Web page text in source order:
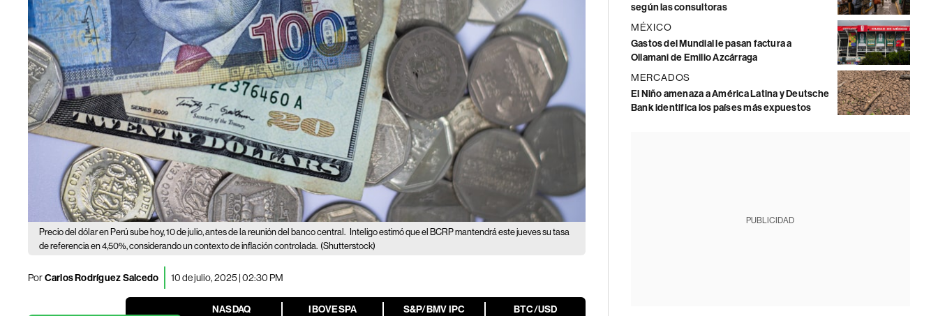
Precio del dólar en Perú sube hoy, 10 de julio, antes de la reunión del banco central. Inteligo estimó que el BCRP mantendrá este jueves su tasa
de referencia en 4,50%, considerando un contexto de inflación controlada. (Shutterstock)
PorCarlos Rodríguez Salcedo 10 de julio, 2025 | 02:30 PM
NASDAQ IBOVESPA S&P/BMV IPC BTC/USD
según las consultoras
MÉXICO
Gastos del Mundial le pasan factura a
Ollamani de Emilio Azcárraga
MERCADOS
El Niño amenaza a América Latina y Deutsche
Bank identifica los países más expuestos
PUBLICIDAD